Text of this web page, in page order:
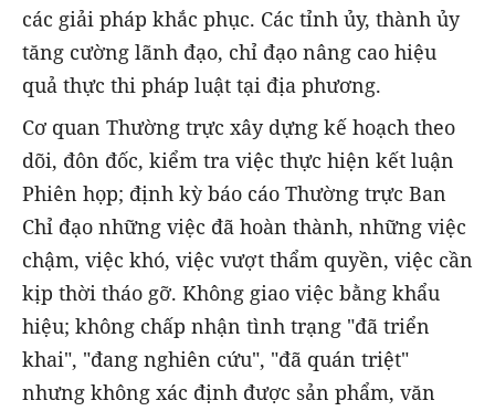
các giải pháp khắc phục. Các tỉnh ủy, thành ủy
tăng cường lãnh đạo, chỉ đạo nâng cao hiệu
quả thực thi pháp luật tại địa phương.
Cơ quan Thường trực xây dựng kế hoạch theo
dõi, đôn đốc, kiểm tra việc thực hiện kết luận
Phiên họp; định kỳ báo cáo Thường trực Ban
Chỉ đạo những việc đã hoàn thành, những việc
chậm, việc khó, việc vượt thẩm quyền, việc cần
kịp thời tháo gỡ. Không giao việc bằng khẩu
hiệu; không chấp nhận tình trạng "đã triển
khai", "đang nghiên cứu", "đã quán triệt"
nhưng không xác định được sản phẩm, văn